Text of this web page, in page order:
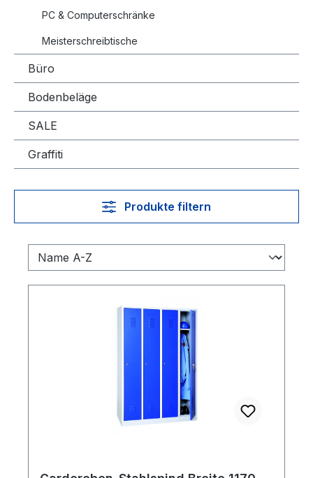
PC & Computerschränke
Meisterschreibtische
Büro
Bodenbeläge
SALE
Graffiti
Produkte filtern